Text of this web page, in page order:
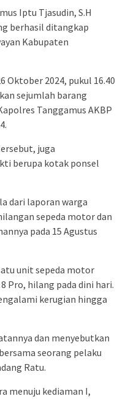
Iptu Tjasudin, S.H
berhasil ditangkap
Kabupaten
Oktober 2024, pukul 16.40
sejumlah barang
Tanggamus AKBP
juga
berupa kotak ponsel
dari laporan warga
sepeda motor dan
pada 15 Agustus
unit sepeda motor
Pro, hilang pada dini hari.
kerugian hingga
dan menyebutkan
seorang pelaku
Ratu.
menuju kediaman I,